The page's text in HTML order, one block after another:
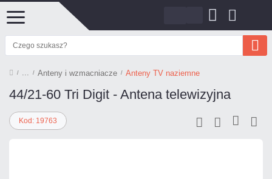
Anteny i wzmacniacze Anteny TV naziemne
44/21-60 Tri Digit - Antena telewizyjna
Kod: 19763